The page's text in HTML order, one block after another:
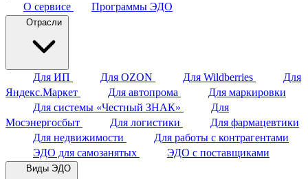
О сервисе Программы ЭДО
Отрасли
Для ИП Для OZON Для Wildberries
Для
Яндекс.Маркет
Для автопрома
Для маркировки
Для системы «Честный ЗНАК»
Для
Мосэнергосбыт
Для логистики
Для фармацевтики
Для недвижимости
Для работы с контрагентами
ЭДО для самозанятых
ЭДО с поставщиками
Виды ЭДО